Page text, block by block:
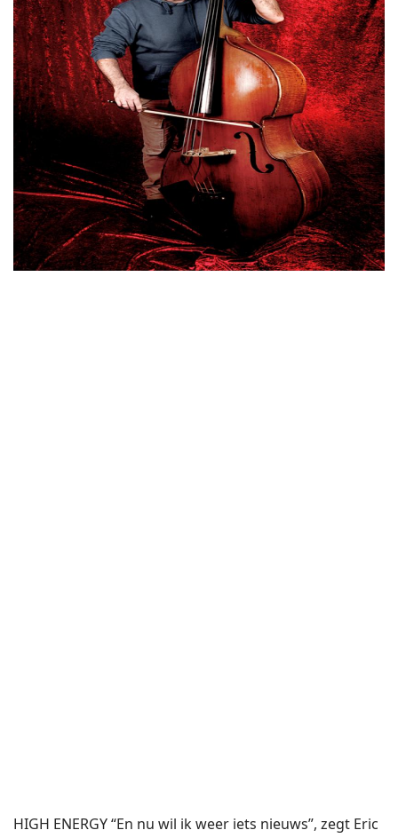
HIGH ENERGY “En nu wil ik weer iets nieuws”, zegt Eric